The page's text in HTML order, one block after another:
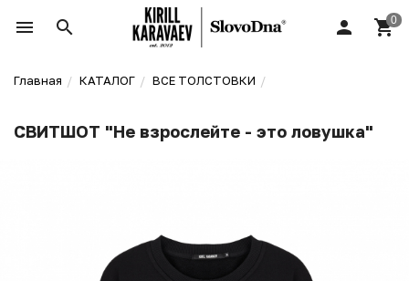
Главная КАТАЛОГ ВСЕ ТОЛСТОВКИ
СВИТШОТ "Не взрослейте - это ловушка"